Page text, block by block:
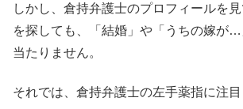
しかし、倉持弁護士のプロフィールを
を探しても、「結婚」や「うちの嫁が
当たりません。
それでは、倉持弁護士の左手薬指に注目